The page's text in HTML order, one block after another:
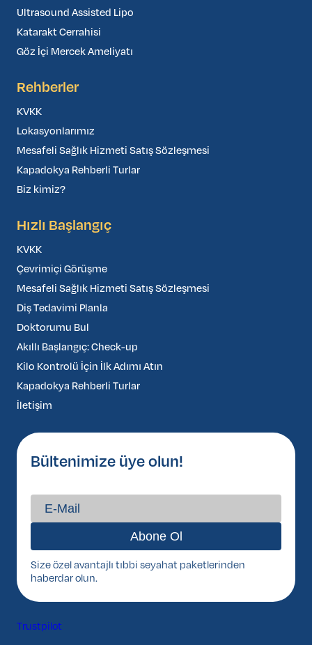
Ultrasound Assisted Lipo
Katarakt Cerrahisi
Göz İçi Mercek Ameliyatı
Rehberler
KVKK
Lokasyonlarımız
Mesafeli Sağlık Hizmeti Satış Sözleşmesi
Kapadokya Rehberli Turlar
Biz kimiz?
Hızlı Başlangıç
KVKK
Çevrimiçi Görüşme
Mesafeli Sağlık Hizmeti Satış Sözleşmesi
Diş Tedavimi Planla
Doktorumu Bul
Akıllı Başlangıç: Check-up
Kilo Kontrolü İçin İlk Adımı Atın
Kapadokya Rehberli Turlar
İletişim
Bültenimize üye olun!
Size özel avantajlı tıbbi seyahat paketlerinden
haberdar olun.
Trustpilot